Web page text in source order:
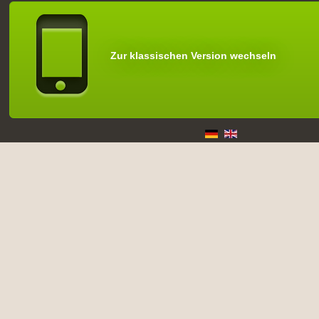
Zur klassischen Version wechseln